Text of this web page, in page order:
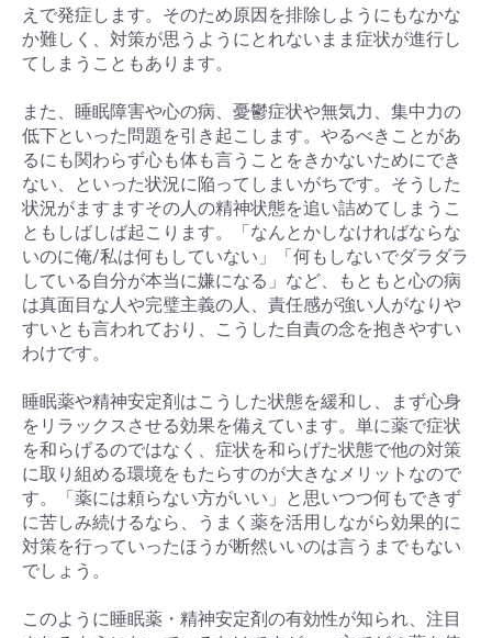
お買い物を続ける カートへ進む
えで発症します。そのため原因を排除しようにもなかな
か難しく、対策が思うようにとれないまま症状が進行し
てしまうこともあります。
また、睡眠障害や心の病、憂鬱症状や無気力、集中力の
低下といった問題を引き起こします。やるべきことがあ
るにも関わらず心も体も言うことをきかないためにでき
ない、といった状況に陥ってしまいがちです。そうした
状況がますますその人の精神状態を追い詰めてしまうこ
ともしばしば起こります。「なんとかしなければならな
いのに俺/私は何もしていない」「何もしないでダラダラ
している自分が本当に嫌になる」など、もともと心の病
は真面目な人や完璧主義の人、責任感が強い人がなりや
すいとも言われており、こうした自責の念を抱きやすい
わけです。
睡眠薬や精神安定剤はこうした状態を緩和し、まず心身
をリラックスさせる効果を備えています。単に薬で症状
を和らげるのではなく、症状を和らげた状態で他の対策
に取り組める環境をもたらすのが大きなメリットなので
す。「薬には頼らない方がいい」と思いつつ何もできず
に苦しみ続けるなら、うまく薬を活用しながら効果的に
対策を行っていったほうが断然いいのは言うまでもない
でしょう。
このように睡眠薬・精神安定剤の有効性が知られ、注目